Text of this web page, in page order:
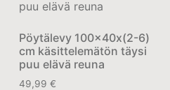
Pöytälevy 100x40x(2-6)
cm käsittelemätön täysi
puu elävä reuna
49,99 €